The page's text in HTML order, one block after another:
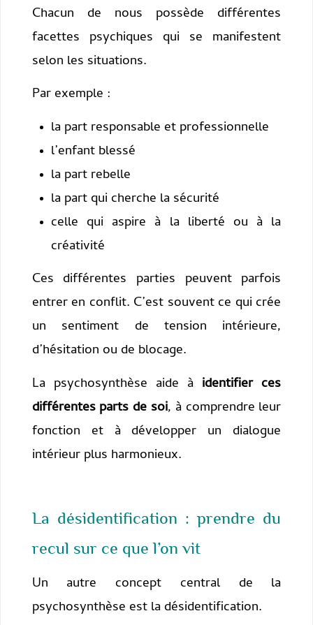
Chacun de nous possède différentes
facettes psychiques qui se manifestent
selon les situations.
Par exemple :
la part responsable et professionnelle
l’enfant blessé
la part rebelle
la part qui cherche la sécurité
celle qui aspire à la liberté ou à la
créativité
Ces différentes parties peuvent parfois
entrer en conflit. C’est souvent ce qui crée
un sentiment de tension intérieure,
d’hésitation ou de blocage.
La psychosynthèse aide à identifier ces
différentes parts de soi, à comprendre leur
fonction et à développer un dialogue
intérieur plus harmonieux.
La désidentification : prendre du
recul sur ce que l’on vit
Un autre concept central de la
psychosynthèse est la désidentification.